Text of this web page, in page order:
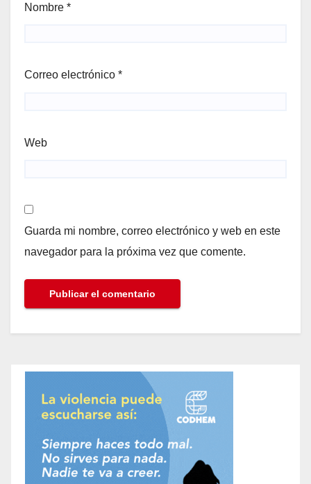
Nombre *
Correo electrónico *
Web
Guarda mi nombre, correo electrónico y web en este
navegador para la próxima vez que comente.